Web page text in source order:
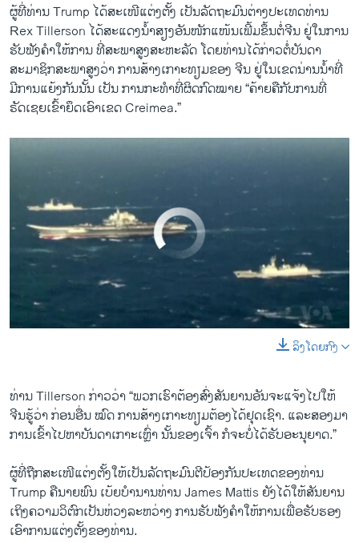
ພາສາຕ່າງໆ
ຜູ້ທີ່ທ່ານ Trump ໄດ້ສະເໜີ​ແຕ່ງຕັ້ງ​ ​ເປັນລັດຖະມົນຕ່າງປະເທດທ່ານ
Rex Tillerson ​ໄດ້​ສະ​ແດງນໍ້າສຽງອັນໜັກແໜ້ນ​ເພີ້ມຂຶ້ນຕໍ່ຈີນ ຢູ່ໃນການ
ຮັບຟັງຄຳ​ໃຫ້ການ ທີ່​ສະພາ​ສູງ​ສະຫະລັດ ​ໂດຍ​ທ່ານ​ໄດ້​ກ່າວ​ຕໍ່ບັນດາ
ສະມາຊິກສະພາສູງວ່າ ການສ້າງ​ເກາະ​ທຽມຂອງ ຈີນ ຢູ່​ໃນ​ເຂດນ່ານນໍ້າທີ່​
ມີ​ການແຍ້ງກັນນັ້ນ ​ເປັນ ການ​ກະທຳ​ທີ່ຜິດກົດໝາຍ “ຄ້າຍຄືກັບ​ການ​ທີ່
ຣັດເຊຍເຂົ້າຍຶດເອົາເຂດ Creimea.”
SHARE
No media source currently available
ລິງໂດຍກົງ
ທ່ານ Tillerson ກ່າວວ່າ “ພວກເຮົາຕ້ອງສົ່ງສັນຍານອັນຈະແຈ້ງໄປ​ໃຫ້
ຈີນຮູ້ວ່າ ກ່ອນອື່ນ ໝົດ ​ການສ້າງເກາະທຽມ​ຕ້ອງ​ໄດ້​ຢຸດ​ເຊົາ. ແລະສອງມາ
ການເຂົ້າໄປຫາບັນດາເກາະ​ເຫຼົ່າ ນັ້ນຂອງເຈົ້າ ກໍຈະບໍ່​ໄດ້​ຮັບອະນຸຍາດ.”
ຜູ້ທີ່ຖືກສະເໜີ​ແຕ່ງຕັ້ງໃຫ້ເປັນລັດຖະມົນຕີປ້ອງກັນປະເທດຂອງທ່ານ
Trump ຄືນາຍພົນ ເບ້ຍບຳນານທ່ານ James Mattis ຍັງໄດ້​ໃຫ້ສັນຍານ​
ເຖິງຄວາມວິຕົກເປັນຫ່ວງລະຫວ່າງ ການຮັບຟັງຄຳ​ໃຫ້ການ​ເພື່ອ​ຮັບຮອງ​
ເອົາ​ການ​ແຕ່ງຕັ້ງຂອງທ່ານ.